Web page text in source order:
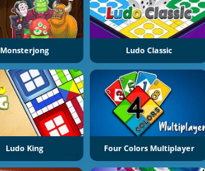
Monsterjong Ludo Classic
Ludo King Four Colors Multiplayer